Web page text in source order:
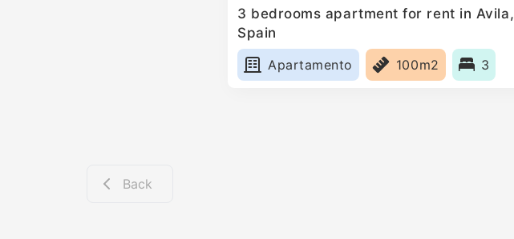
3 bedrooms apartment for rent in Avila,
Spain
Apartamento
100m2 3
Back